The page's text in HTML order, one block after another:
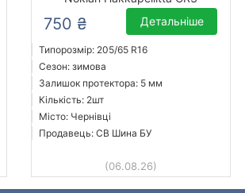
750 ₴ Детальніше
Типорозмір: 205/65 R16
Сезон: зимова
Залишок протектора: 5 мм
Кількість: 2шт
Місто: Чернівці
Продавець: СВ Шина БУ
(06.08.26)